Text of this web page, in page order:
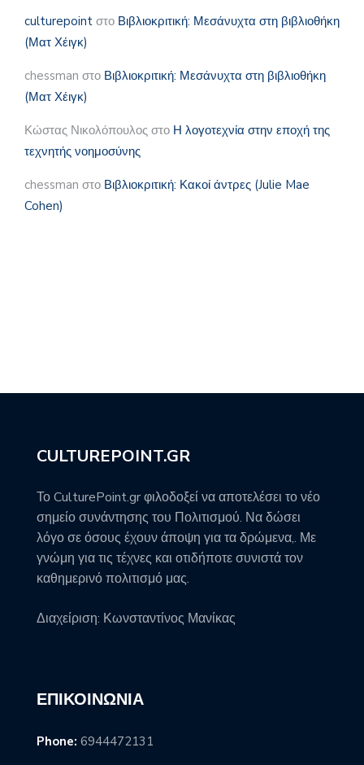
culturepoint στο Βιβλιοκριτική: Μεσάνυχτα στη βιβλιοθήκη
(Ματ Χέιγκ)
chessman στο Βιβλιοκριτική: Μεσάνυχτα στη βιβλιοθήκη
(Ματ Χέιγκ)
Κώστας Νικολόπουλος στο Η λογοτεχνία στην εποχή της
τεχνητής νοημοσύνης
chessman στο Βιβλιοκριτική: Κακοί άντρες (Julie Mae
Cohen)
CULTUREPOINT.GR
Το CulturePoint.gr φιλοδοξεί να αποτελέσει το νέο
σημείο συνάντησης του Πολιτισμού. Να δώσει
λόγο σε όσους έχουν άποψη για τα δρώμενα,. Με
γνώμη για τις τέχνες και οτιδήποτε συνιστά τον
καθημερινό πολιτισμό μας.
Διαχείριση: Κωνσταντίνος Μανίκας
ΕΠΙΚΟΙΝΩΝΊΑ
Phone: 6944472131